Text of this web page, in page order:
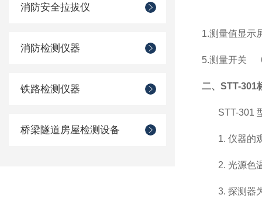
消防安全拉拔仪
消防检测仪器
铁路检测仪器
桥梁隧道房屋检测设备
1.测量值显
5.测量开关
二、 STT-301
STT-301
1. 仪器的
2. 光源色
3. 探测器